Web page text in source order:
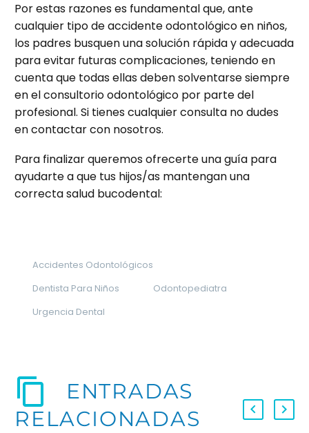
Por estas razones es fundamental que, ante
cualquier tipo de accidente odontológico en niños,
los padres busquen una solución rápida y adecuada
para evitar futuras complicaciones, teniendo en
cuenta que todas ellas deben solventarse siempre
en el consultorio odontológico por parte del
profesional. Si tienes cualquier consulta no dudes
en contactar con nosotros.
Para finalizar queremos ofrecerte una guía para
ayudarte a que tus hijos/as mantengan una
correcta salud bucodental:
Accidentes Odontológicos
Dentista Para Niños
Odontopediatra
Urgencia Dental
ENTRADAS
RELACIONADAS